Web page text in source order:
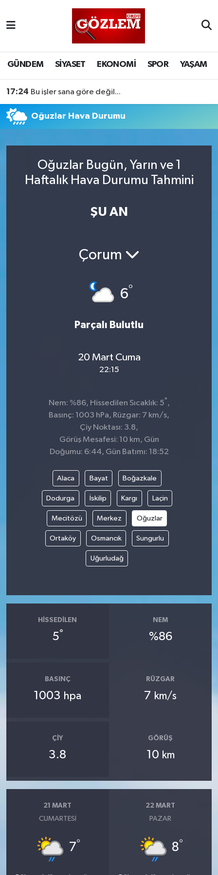
GÜNDEM SİYASET EKONOMİ SPOR YAŞAM
17:24 Bu işler sana göre değil...
Oğuzlar Hava Durumu
Oğuzlar Bugün, Yarın ve 1
Haftalık Hava Durumu Tahmini
ŞU AN
Çorum
6°
Parçalı Bulutlu
20 Mart Cuma
22:15
Nem: %86, Hissedilen Sıcaklık: 5° ,
Basınç: 1003 hPa, Rüzgar: 7 km/s,
Çiy Noktası: 3.8,
Görüş Mesafesi: 10 km, Gün
Doğumu: 6:44, Gün Batımı: 18:52
Alaca Bayat Boğazkale
Dodurga İskilip Kargı Laçin
Mecitözü Merkez Oğuzlar
Ortaköy Osmancık Sungurlu
Uğurludağ
HISSEDILEN
5°
NEM
%86
BASINÇ
1003 hpa
RÜZGAR
7 km/s
ÇIY
3.8
GÖRÜŞ
10 km
21 MART
CUMARTESI
7°
22 MART
PAZAR
8°
SİYASET
EKONOMİ
SPOR
EĞİTİM
Ordu Nöbetçi Eczaneler
Ordu Hava Durumu
Ordu Namaz Vakitleri
Ordu Trafik Yoğunluk Haritası
Tüm Manşetler
Son Dakika Haberleri